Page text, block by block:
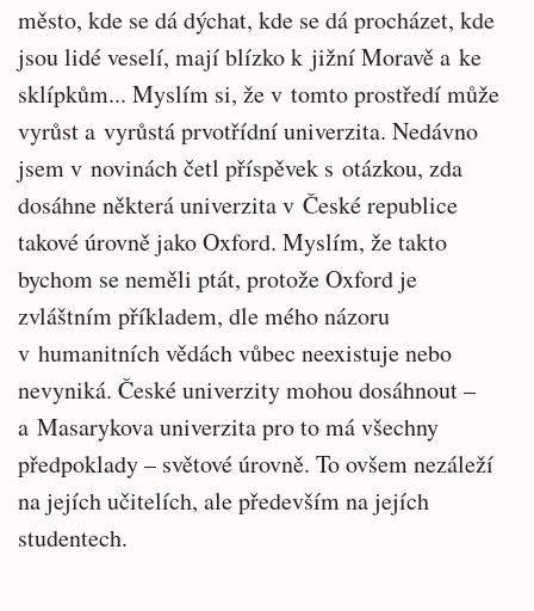
město, kde se dá dýchat, kde se dá procházet, kde
jsou lidé veselí, mají blízko k jižní Moravě a ke
sklípkům... Myslím si, že v tomto prostředí může
vyrůst a vyrůstá prvotřídní univerzita. Nedávno
jsem v novinách četl příspěvek s otázkou, zda
dosáhne některá univerzita v České republice
takové úrovně jako Oxford. Myslím, že takto
bychom se neměli ptát, protože Oxford je
zvláštním příkladem, dle mého názoru
v humanitních vědách vůbec neexistuje nebo
nevyniká. České univerzity mohou dosáhnout –
a Masarykova univerzita pro to má všechny
předpoklady – světové úrovně. To ovšem nezáleží
na jejích učitelích, ale především na jejích
studentech.